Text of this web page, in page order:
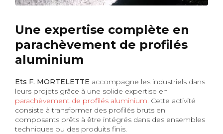
Une expertise complète en
parachèvement de profilés
aluminium
Ets F. MORTELETTE accompagne les industriels dans
leurs projets grâce à une solide expertise en
parachèvement de profilés aluminium. Cette activité
consiste à transformer des profilés bruts en
composants prêts à être intégrés dans des ensembles
techniques ou des produits finis.